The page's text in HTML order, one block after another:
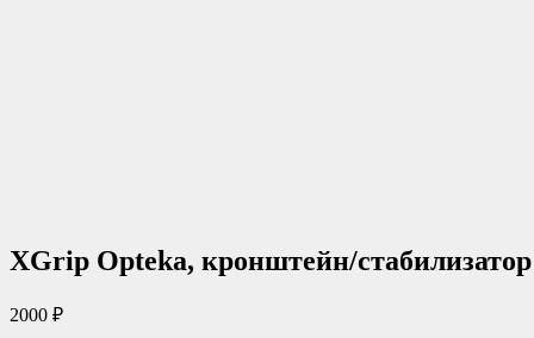
XGrip Opteka, кронштейн/
2000 ₽